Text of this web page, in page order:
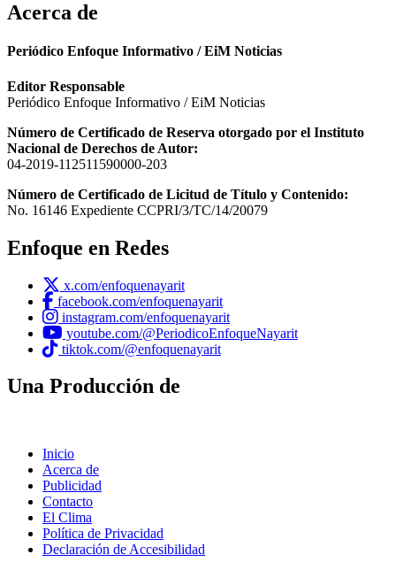
Acerca de
Periódico Enfoque Informativo / EiM Noticias
Editor Responsable
Periódico Enfoque Informativo / EiM Noticias
Número de Certificado de Reserva otorgado por el Instituto
Nacional de Derechos de Autor:
04-2019-112511590000-203
Número de Certificado de Licitud de Título y Contenido:
No. 16146 Expediente CCPRI/3/TC/14/20079
Enfoque en Redes
x.com/enfoquenayarit
facebook.com/enfoquenayarit
instagram.com/enfoquenayarit
youtube.com/@PeriodicoEnfoqueNayarit
tiktok.com/@enfoquenayarit
Una Producción de
Inicio
Acerca de
Publicidad
Contacto
El Clima
Política de Privacidad
Declaración de Accesibilidad